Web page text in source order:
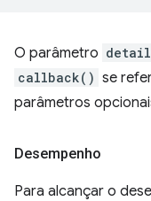
O parâmetro
callback() se
parâmetros
Desempenho
Para alcançar o